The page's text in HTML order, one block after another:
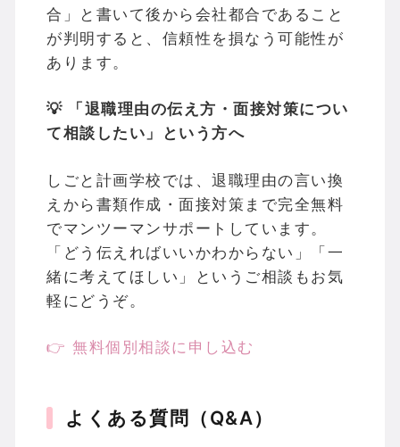
合」と書いて後から会社都合であること
が判明すると、信頼性を損なう可能性が
あります。
💡 「退職理由の伝え方・面接対策につい
て相談したい」という方へ
しごと計画学校では、退職理由の言い換
えから書類作成・面接対策まで完全無料
でマンツーマンサポートしています。
「どう伝えればいいかわからない」「一
緒に考えてほしい」というご相談もお気
軽にどうぞ。
👉 無料個別相談に申し込む
よくある質問（Q&A）